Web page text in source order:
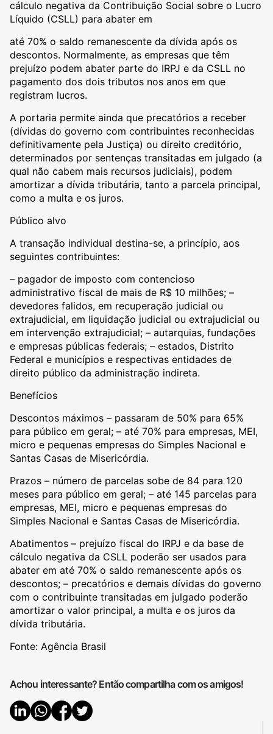
cálculo negativa da Contribuição Social sobre o Lucro
Líquido (CSLL) para abater em
até 70% o saldo remanescente da dívida após os
descontos. Normalmente, as empresas que têm
prejuízo podem abater parte do IRPJ e da CSLL no
pagamento dos dois tributos nos anos em que
registram lucros.
A portaria permite ainda que precatórios a receber
(dívidas do governo com contribuintes reconhecidas
definitivamente pela Justiça) ou direito creditório,
determinados por sentenças transitadas em julgado (a
qual não cabem mais recursos judiciais), podem
amortizar a dívida tributária, tanto a parcela principal,
como a multa e os juros.
Público alvo
A transação individual destina-se, a princípio, aos
seguintes contribuintes:
– pagador de imposto com contencioso
administrativo fiscal de mais de R$ 10 milhões; –
devedores falidos, em recuperação judicial ou
extrajudicial, em liquidação judicial ou extrajudicial ou
em intervenção extrajudicial; – autarquias, fundações
e empresas públicas federais; – estados, Distrito
Federal e municípios e respectivas entidades de
direito público da administração indireta.
Benefícios
Descontos máximos – passaram de 50% para 65%
para público em geral; – até 70% para empresas, MEI,
micro e pequenas empresas do Simples Nacional e
Santas Casas de Misericórdia.
Prazos – número de parcelas sobe de 84 para 120
meses para público em geral; – até 145 parcelas para
empresas, MEI, micro e pequenas empresas do
Simples Nacional e Santas Casas de Misericórdia.
Abatimentos – prejuízo fiscal do IRPJ e da base de
cálculo negativa da CSLL poderão ser usados para
abater em até 70% o saldo remanescente após os
descontos; – precatórios e demais dívidas do governo
com o contribuinte transitadas em julgado poderão
amortizar o valor principal, a multa e os juros da
dívida tributária.
Fonte: Agência Brasil
Achou interessante? Então compartilha com os amigos!